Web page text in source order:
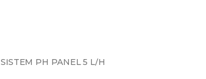
SİSTEM PH PANEL 5 L/H